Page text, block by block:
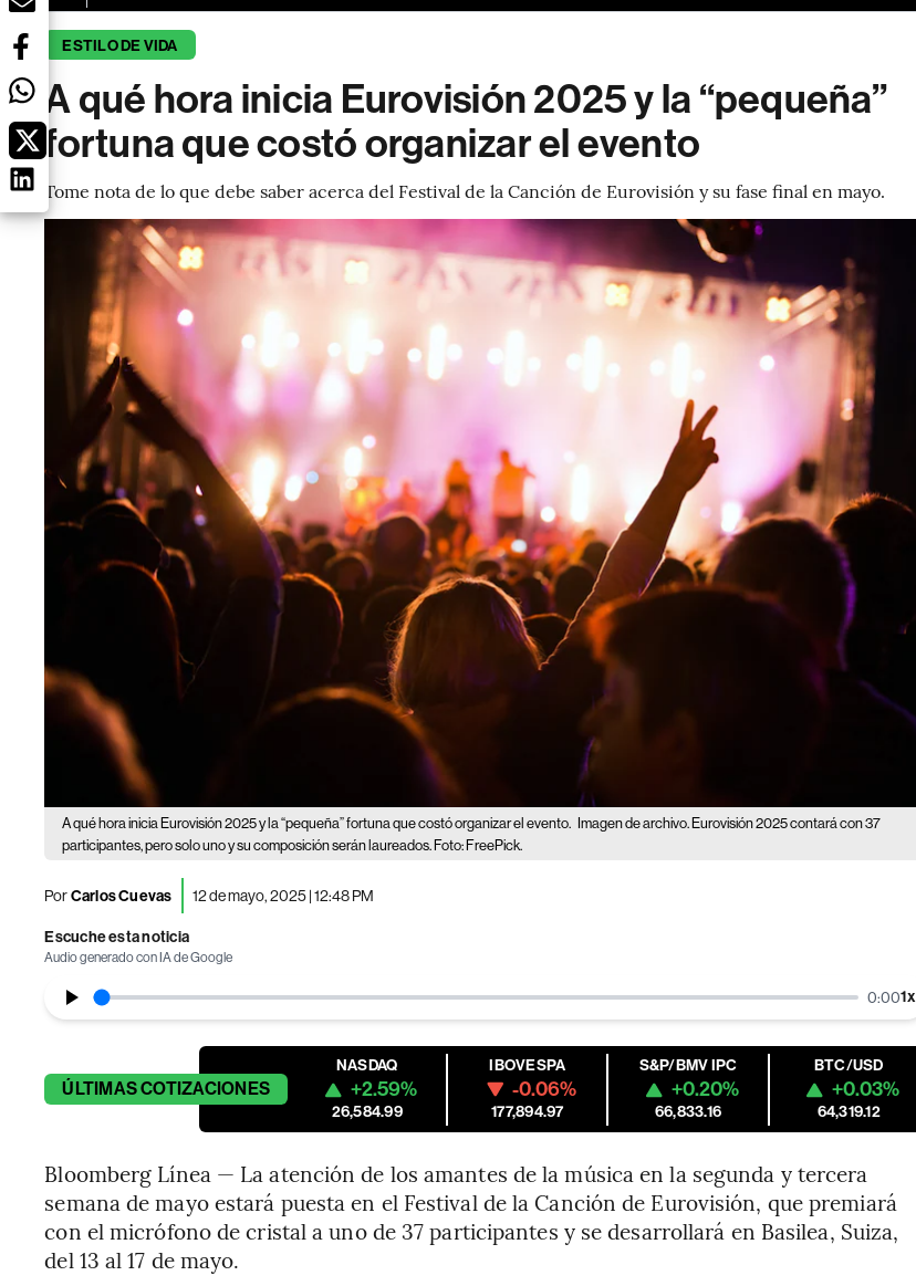
ESTILO DE VIDA
A qué hora inicia Eurovisión 2025 y la “pequeña”
fortuna que costó organizar el evento
Tome nota de lo que debe saber acerca del Festival de la Canción de Eurovisión y su fase final en mayo.
A qué hora inicia Eurovisión 2025 y la “pequeña” fortuna que costó organizar el evento. Imagen de archivo. Eurovisión 2025 contará con 37
participantes, pero solo uno y su composición serán laureados. Foto: FreePick.
PorCarlos Cuevas 12 de mayo, 2025 | 12:48 PM
Escuche esta noticia
Audio generado con IA de Google
0:001x
ÚLTIMASCOTIZACIONES
NASDAQ
+2.59%
26,584.99
IBOVESPA
-0.06%
177,894.97
S&P/BMV IPC
+0.20%
66,833.16
BTC/USD
+0.03%
64,319.12
Bloomberg Línea — La atención de los amantes de la música en la segunda y tercera
semana de mayo estará puesta en el Festival de la Canción de Eurovisión, que premiará
con el micrófono de cristal a uno de 37 participantes y se desarrollará en Basilea, Suiza,
del 13 al 17 de mayo.